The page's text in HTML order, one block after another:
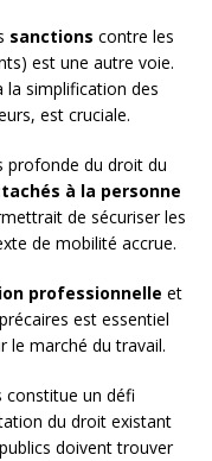
sanctions contre les
est une autre voie.
la simplification des
est cruciale.
profonde du droit du
à la personne
de sécuriser les
de mobilité accrue.
professionnelle et
est essentiel
le marché du travail.
constitue un défi
du droit existant
doivent trouver